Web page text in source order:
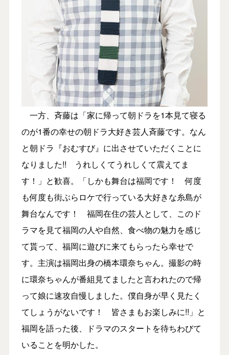
一方、斉藤は「家に帰って朝ドラを1本見て寝る
のが1番の幸せの朝ドラ大好き芸人斉藤です。なん
と朝ドラ『おむすび』に出させていただくことに
なりました!! うれしくてうれしくて震えてま
す！」と歓喜。「しかも舞台は福岡です！ 何度
も何度も街ぶらロケで行っている大好きな糸島が
舞台なんです！ 福岡在住の芸人として、このド
ラマを見て福岡の人や自然、食べ物の魅力を感じ
て貰って、福岡に遊びに来てもらったら幸せで
す。主演は福岡出身の橋本環奈ちゃん。撮影の時
に環奈ちゃんが番組見てましたと言われたので帰
って娘に速攻自慢しました。僕自身が早く見たく
てしょうがないです！ 皆さまもお楽しみに!!」と
福岡を語った後、ドラマのスタートを待ちわびて
いることを明かした。